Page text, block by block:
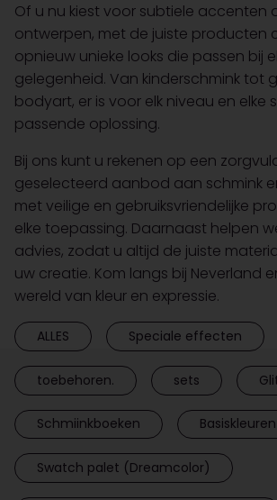
Of u nu kiest voor subtiele accenten
ontwerpen, met de juiste producten
opnieuw unieke looks die passen bij
gelegenheid. Van kinderschmink tot
bodyart, er is voor elk niveau en elke
passende oplossing.
Bij ons kunt u rekenen op een
geselecteerd aanbod aan schmink
met veilige en gebruiksvriendelijke
elke toepassing. Daarnaast helpen
advies, zodat u altijd de juiste
uw creatie. Kom langs bij Neverland
wereld van kleur en expressie.
ALLES Speciale effecten
toebehoren. sets
Schmiinkboeken Basiskleuren
Swatch palet (Dreamcolor)